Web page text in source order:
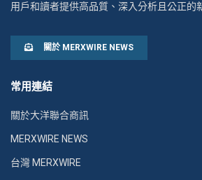
用戶和讀者提供高品質、深入分析且公正的
關於 MERXWIRE NEWS
常用連結
關於大洋聯合商訊
MERXWIRE NEWS
台灣 MERXWIRE